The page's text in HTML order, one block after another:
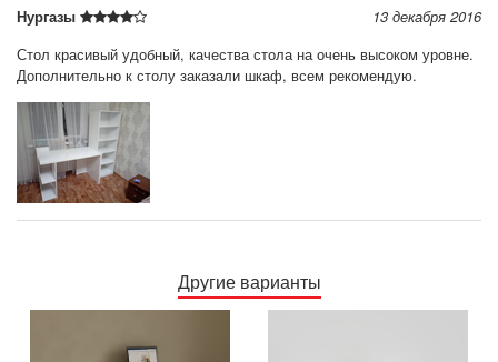
Нургазы
13 декабря 2016
Стол красивый удобный, качества стола на очень высоком уровне.
Дополнительно к столу заказали шкаф, всем рекомендую.
Другие варианты